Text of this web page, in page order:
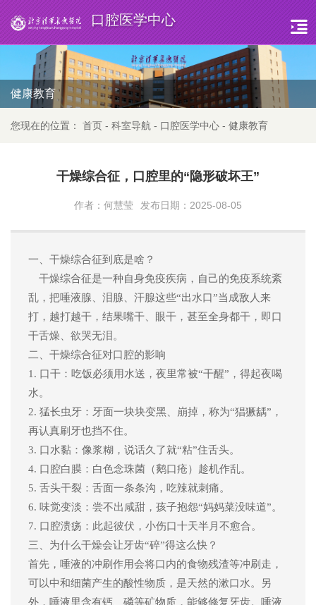
口腔医学中心
健康教育
您现在的位置： 首页 - 科室导航 - 口腔医学中心 - 健康教育
干燥综合征，口腔里的“隐形破坏王”
作者：何慧莹 发布日期：2025-08-05
一、 干燥综合征到底是啥？
干燥综合征是一种自身免疫疾病， 自己的免疫系统紊
乱， 把唾液腺、泪腺 、汗腺这些“出水口”当成敌人 来
打 ，越打越干，结果嘴干、眼干，甚至全身都干 ，即口
干舌燥、欲哭无泪。
二
干燥综合征对口腔的影响
1. 口干：吃饭必须用水送，夜里常被“干醒” ，得起夜喝
水 。
2. 猛长虫牙：牙面一块块变黑、崩掉，称为“猖獗龋”，
再认真刷牙也挡不住。
3. 口水黏：像浆糊，说话久了就“粘”住舌头。
4. 口腔白膜：白色念珠菌（鹅口疮）趁机作乱。
5. 舌头干裂：舌面一条条沟，吃辣就刺痛。
6. 味觉变淡：尝不出咸甜，孩子抱怨“妈妈菜没味道”。
7. 口腔溃疡：此起彼伏，小伤口十天半月不愈合。
三 、为什么干燥会让牙齿“碎”得这么快？
首先， 唾液的冲刷作用会将口内的食物残渣等冲刷走，
可以中和细菌产生的酸性物质，是天然的漱口水。另
外， 唾液里含有钙、磷等矿物质， 能够修复牙齿。 唾液